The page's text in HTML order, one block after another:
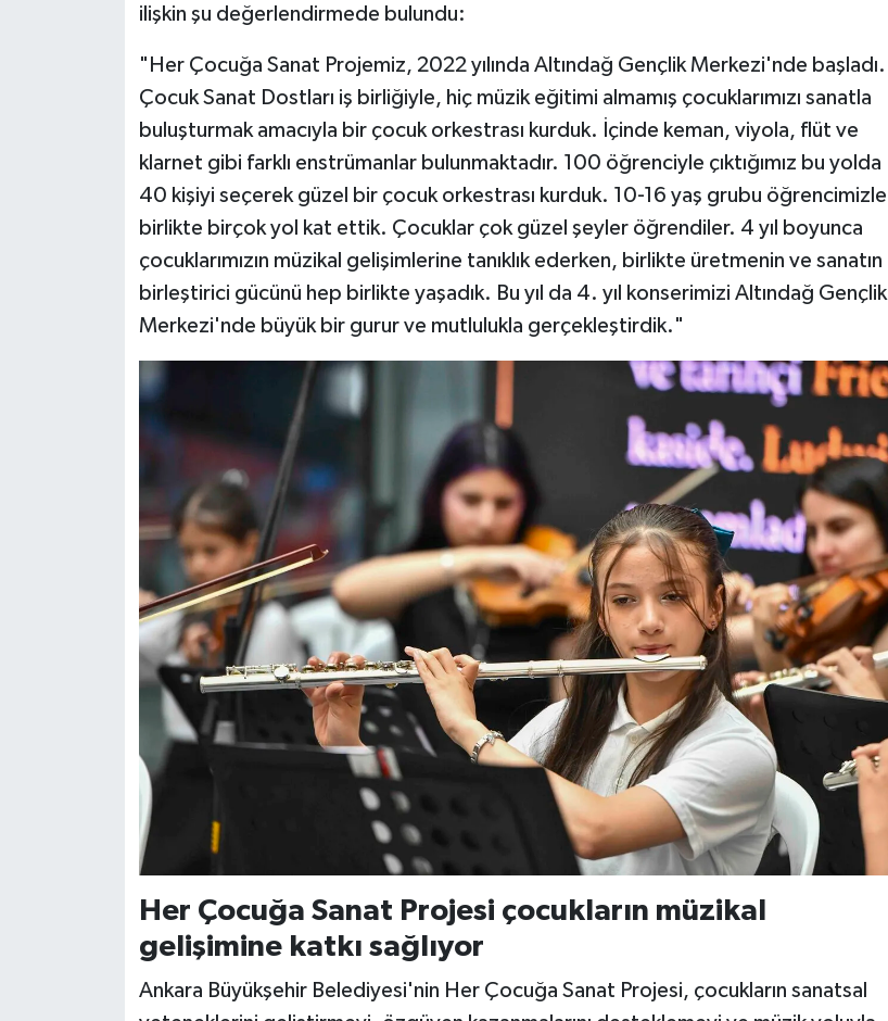
ilişkin şu değerlendirmede bulundu:
"Her Çocuğa Sanat Projemiz, 2022 yılında Altındağ Gençlik Merkezi'nde başladı.
Çocuk Sanat Dostları iş birliğiyle, hiç müzik eğitimi almamış çocuklarımızı sanatla
buluşturmak amacıyla bir çocuk orkestrası kurduk. İçinde keman, viyola, flüt ve
klarnet gibi farklı enstrümanlar bulunmaktadır. 100 öğrenciyle çıktığımız bu yolda
40 kişiyi seçerek güzel bir çocuk orkestrası kurduk. 10-16 yaş grubu öğrencimizle
birlikte birçok yol kat ettik. Çocuklar çok güzel şeyler öğrendiler. 4 yıl boyunca
çocuklarımızın müzikal gelişimlerine tanıklık ederken, birlikte üretmenin ve sanatın
birleştirici gücünü hep birlikte yaşadık. Bu yıl da 4. yıl konserimizi Altındağ Gençlik
Merkezi'nde büyük bir gurur ve mutlulukla gerçekleştirdik."
Her Çocuğa Sanat Projesi çocukların müzikal
gelişimine katkı sağlıyor
Ankara Büyükşehir Belediyesi'nin Her Çocuğa Sanat Projesi, çocukların sanatsal